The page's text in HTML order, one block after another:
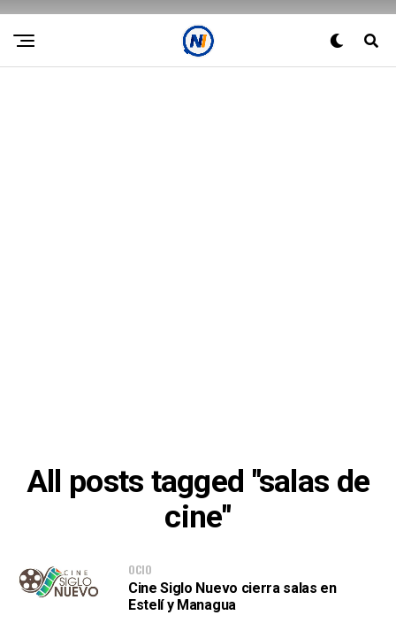
All posts tagged "salas de
cine"
OCIO
Cine Siglo Nuevo cierra salas en
Estelí y Managua